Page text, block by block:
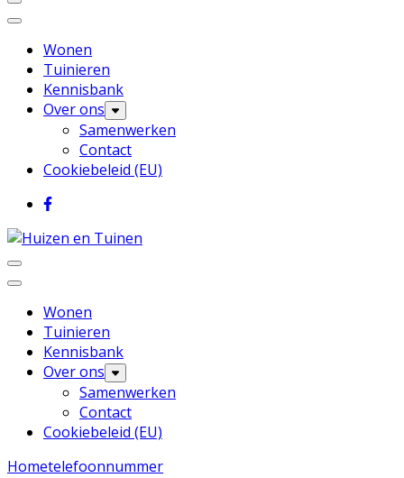
Wonen
Tuinieren
Kennisbank
Over ons
Samenwerken
Contact
Cookiebeleid (EU)
Huizen en Tuinen
Inspiratie voor wonen en tuinieren
Wonen
Tuinieren
Kennisbank
Over ons
Samenwerken
Contact
Cookiebeleid (EU)
Hometelefoonnummer